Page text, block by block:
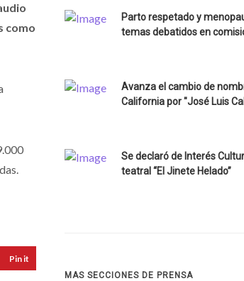
como
Pin it
Parto respetado y
temas debatidos en
Avanza el cambio de
California por "José Luis
Se declaró de Interés
teatral “El Jinete Helado”
MAS SECCIONES DE PRENSA